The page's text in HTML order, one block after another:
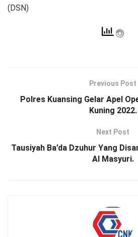
(DSN)
Previous Post
Polres Kuansing Gelar Apel
Kuning 2022.
Next Post
Tausiyah Ba’da Dzuhur Yang
Al Masyuri.